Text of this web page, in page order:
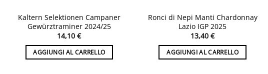
Kaltern Selektionen Campaner
Gewürztraminer 2024/25
14,10€
AGGIUNGI AL CARRELLO
Ronci di Nepi Manti Chardonnay
Lazio IGP 2025
13,40€
AGGIUNGI AL CARRELLO